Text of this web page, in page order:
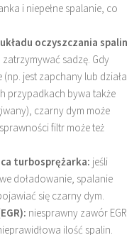
i niepełne spalanie, co
oczyszczania spalin
zatrzymywać sadzę. Gdy
(np. jest zapchany lub działa
przypadkach bywa także
czarny dym może
filtr może też
turbosprężarka: jeśli
doładowanie, spalanie
się czarny dym.
niesprawny zawór EGR
ilość spalin.